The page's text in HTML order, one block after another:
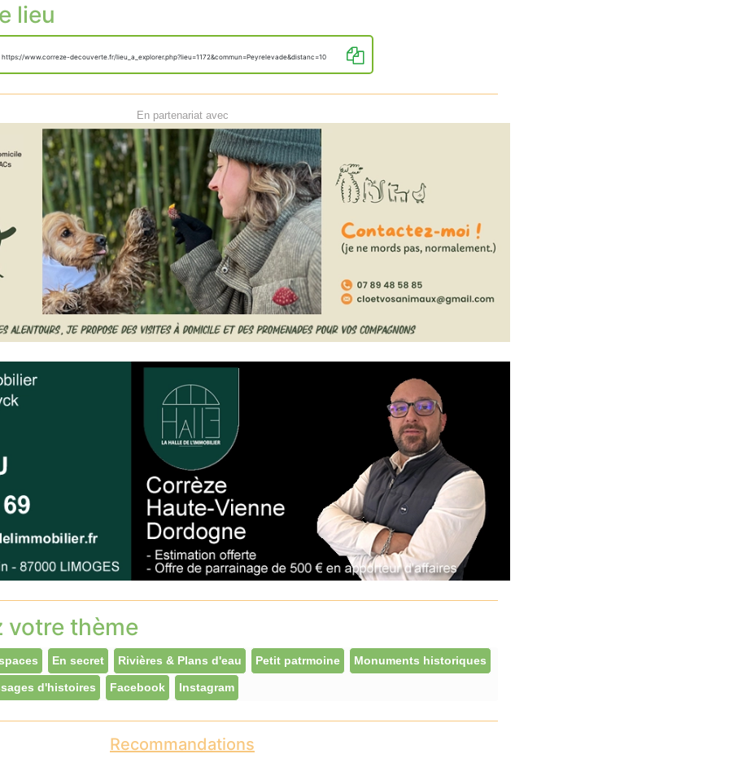
lieu
https://www.correze-decouverte.fr/lieu_a_explorer.php?lieu=1172&commun=Peyrelevade&distanc=10
En partenariat avec
votre thème
En secret Rivières & Plans d'eau Petit patrmoine Monuments historiques
d'histoires Facebook Instagram
Recommandations